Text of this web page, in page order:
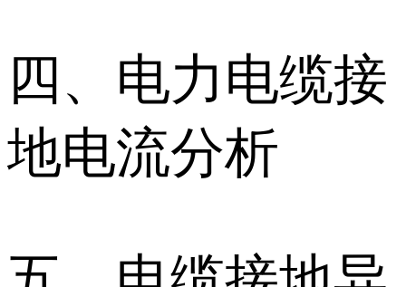
四、电力电缆接
地电流分析